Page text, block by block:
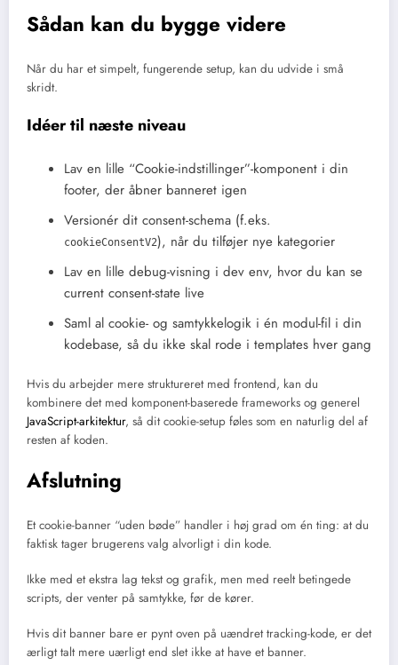
Sådan kan du bygge videre
Når du har et simpelt, fungerende setup, kan du udvide i små
skridt.
Idéer til næste niveau
Lav en lille “Cookie-indstillinger”-komponent i din
footer, der åbner banneret igen
Versionér dit consent-schema (f.eks.
cookieConsentV2), når du tilføjer nye kategorier
Lav en lille debug-visning i dev env, hvor du kan se
current consent-state live
Saml al cookie- og samtykkelogik i én modul-fil i din
kodebase, så du ikke skal rode i templates hver gang
Hvis du arbejder mere struktureret med frontend, kan du
kombinere det med komponent-baserede frameworks og generel
JavaScript-arkitektur, så dit cookie-setup føles som en naturlig del af
resten af koden.
Afslutning
Et cookie-banner “uden bøde” handler i høj grad om én ting: at du
faktisk tager brugerens valg alvorligt i din kode.
Ikke med et ekstra lag tekst og grafik, men med reelt betingede
scripts, der venter på samtykke, før de kører.
Hvis dit banner bare er pynt oven på uændret tracking-kode, er det
ærligt talt mere uærligt end slet ikke at have et banner.